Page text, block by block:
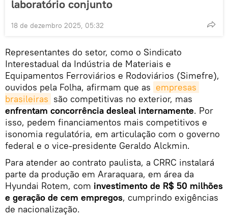
laboratório conjunto
18 de dezembro 2025, 05:32
Representantes do setor, como o Sindicato
Interestadual da Indústria de Materiais e
Equipamentos Ferroviários e Rodoviários (Simefre),
ouvidos pela Folha, afirmam que as empresas
brasileiras são competitivas no exterior, mas
enfrentam concorrência desleal internamente. Por
isso, pedem financiamentos mais competitivos e
isonomia regulatória, em articulação com o governo
federal e o vice-presidente Geraldo Alckmin.
Para atender ao contrato paulista, a CRRC instalará
parte da produção em Araraquara, em área da
Hyundai Rotem, com investimento de R$ 50 milhões
e geração de cem empregos, cumprindo exigências
de nacionalização.